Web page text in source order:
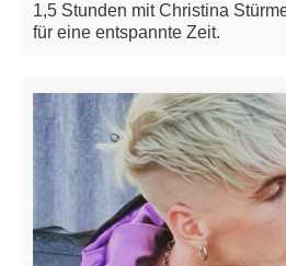
1,5 Stunden mit Christina
für eine entspannte Zeit.